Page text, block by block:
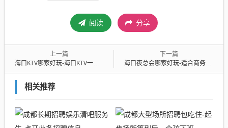
阅读 分享
上一篇
海口KTV哪家好玩-海口KTV一般消费多少钱 – 海口全海口KTV排行
下一篇
海口夜总会哪家好玩-适合商务应酬 – 海口全海口KTV排行
相关推荐